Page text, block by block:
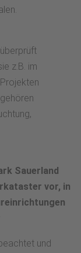
z.B. im
Sauerland
vor, in
und